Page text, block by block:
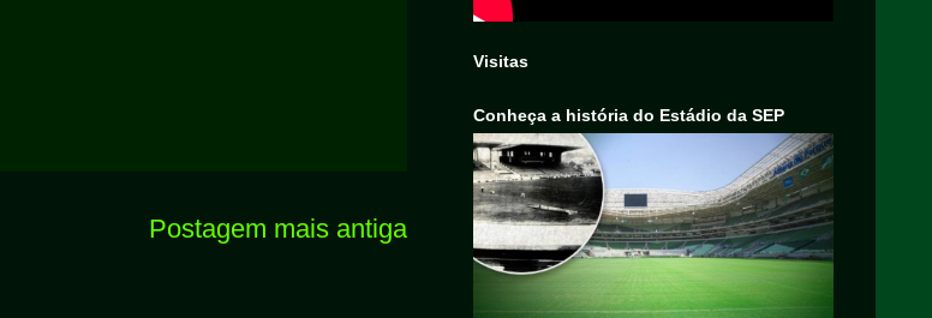
Postagem mais antiga
Visitas
Conheça a história do Estádio da SEP